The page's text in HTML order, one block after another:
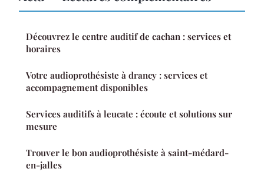
Découvrez le centre auditif de cachan : services et
horaires
Votre audioprothésiste à drancy : services et
accompagnement disponibles
Services auditifs à leucate : écoute et solutions sur
mesure
Trouver le bon audioprothésiste à saint-médard-
en-jalles